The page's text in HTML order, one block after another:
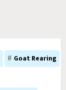
Goat Rearing